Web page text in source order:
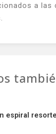
a las
espiral